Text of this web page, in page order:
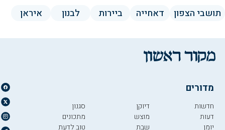
תושבי הצפון דאחייה ביירות לבנון איראן
מדורים
חדשות
דעות
יומן
דיוקן
מוצש
שבת
סגנון
מתכונים
טוב לדעת